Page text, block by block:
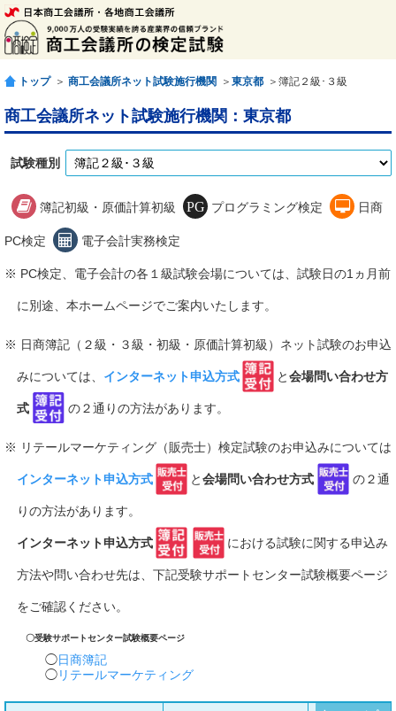
トップ ＞ 商工会議所ネット試験施行機関 ＞ 東京都 ＞簿記２級･３級
商工会議所ネット試験施行機関：東京都
試験種別
簿記初級・原価計算初級 プログラミング検定 日商
PC検定 電子会計実務検定
※ PC検定、電子会計の各１級試験会場については、試験日の1ヵ月前
に別途、本ホームページでご案内いたします。
※ 日商簿記（２級・３級・初級・原価計算初級）ネット試験のお申込
みについては、 インターネット申込方式 と会場問い合わせ方
式 の２通りの方法があります。
※ リテールマーケティング（販売士）検定試験のお申込みについては
インターネット申込方式 と会場問い合わせ方式 の２通
りの方法があります。
インターネット申込方式 における試験に関する申込み
方法や問い合わせ先は、下記受験サポートセンター試験概要ページ
をご確認ください。
〇受験サポートセンター試験概要ページ
日商簿記
リテールマーケティング